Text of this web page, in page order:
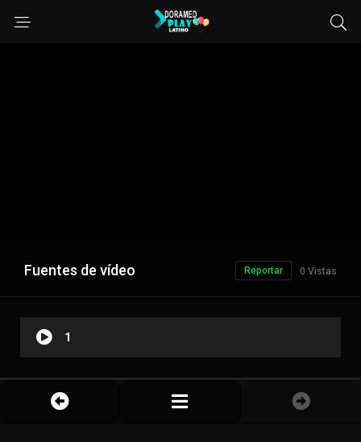
Fuentes de vídeo 0 Vistas
Reportar
1